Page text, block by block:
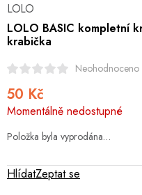
Akční ceny
Vrácení a reklamace
Zásady používání cookies
50 Kč
cena:
Položka byla vyprodána…
Momentálně nedostupné
Zeptat se
Hlídat
LOLO
LOLO BASIC kompletní
krabička
Neohodnoceno